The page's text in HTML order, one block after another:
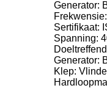
Generator:
Sertifikaat:
Spanning:
Generator:
Klep: